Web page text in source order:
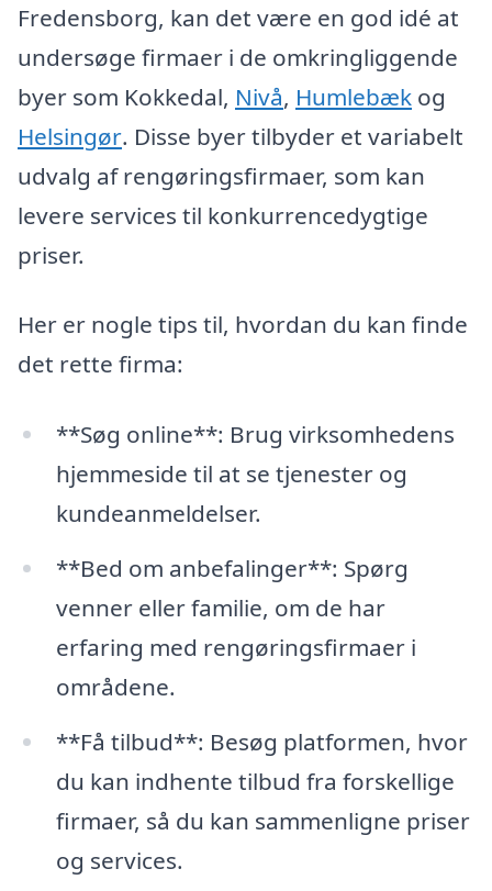
Fredensborg, kan det være en god idé at
undersøge firmaer i de omkringliggende
byer som Kokkedal, Nivå, Humlebæk og
Helsingør. Disse byer tilbyder et variabelt
udvalg af rengøringsfirmaer, som kan
levere services til konkurrencedygtige
priser.
Her er nogle tips til, hvordan du kan finde
det rette firma:
**Søg online**: Brug virksomhedens
hjemmeside til at se tjenester og
kundeanmeldelser.
**Bed om anbefalinger**: Spørg
venner eller familie, om de har
erfaring med rengøringsfirmaer i
områdene.
**Få tilbud**: Besøg platformen, hvor
du kan indhente tilbud fra forskellige
firmaer, så du kan sammenligne priser
og services.